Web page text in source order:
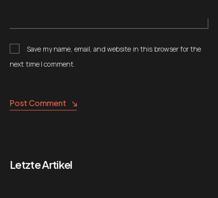
Save my name, email, and website in this browser for the
next time I comment.
Post Comment
Letzte Artikel